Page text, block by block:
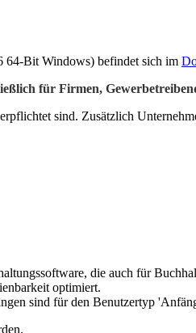
64-Bit Windows) befindet sich im
für Firmen,
sind. Zusätzlich
die auch für
optimiert.
sind für den Benutzertyp